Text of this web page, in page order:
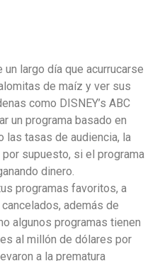
largo día que acurrucarse
de maíz y ver sus
como DISNEY’s ABC
un programa basado en
las tasas de audiencia, la
supuesto, si el programa
dinero.
programas favoritos, a
además de
algunos programas tienen
al millón de dólares por
a la prematura